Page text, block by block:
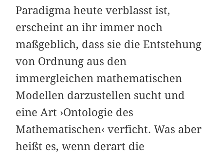
Paradigma heute verblasst ist,
erscheint an ihr immer noch
maßgeblich, dass sie die Entstehung
von Ordnung aus den
immergleichen mathematischen
Modellen darzustellen sucht und
eine Art ›Ontologie des
Mathematischen‹ verficht. Was aber
heißt es, wenn derart die